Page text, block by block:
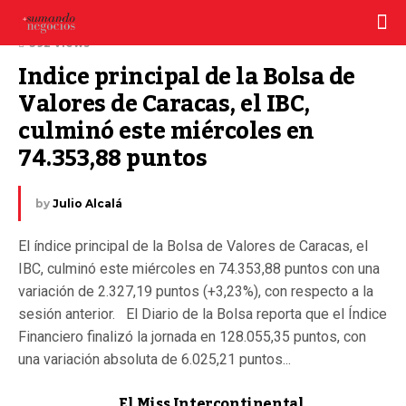
12 junio, 2024
392 Views
Indice principal de la Bolsa de
Valores de Caracas, el IBC,
culminó este miércoles en
74.353,88 puntos
by Julio Alcalá
El índice principal de la Bolsa de Valores de Caracas, el
IBC, culminó este miércoles en 74.353,88 puntos con una
variación de 2.327,19 puntos (+3,23%), con respecto a la
sesión anterior. El Diario de la Bolsa reporta que el Índice
Financiero finalizó la jornada en 128.055,35 puntos, con
una variación absoluta de 6.025,21 puntos...